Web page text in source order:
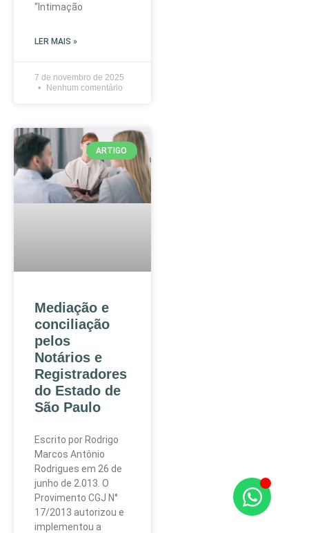
“Intimação
LER MAIS »
7 de novembro de 2025
Nenhum comentário
ARTIGO
Mediação e
conciliação
pelos
Notários e
Registradores
do Estado de
São Paulo
Escrito por Rodrigo
Marcos Antônio
Rodrigues em 26 de
junho de 2.013. O
Provimento CGJ N°
17/2013 autorizou e
implementou a